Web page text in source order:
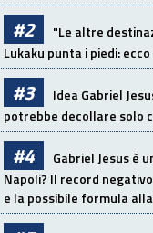
#2
"Le altre
Lukaku punta i piedi:
#3
Idea Gabriel
potrebbe decollare solo
#4
Gabriel Jesus è
Napoli? Il record
e la possibile formula alla